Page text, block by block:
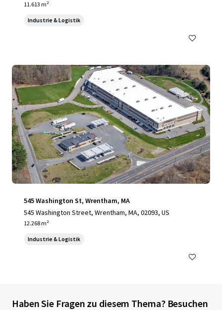
11.613 m²
Industrie & Logistik
545 Washington St, Wrentham, MA
545 Washington Street, Wrentham, MA, 02093, US
12.268 m²
Industrie & Logistik
Haben Sie Fragen zu diesem Thema? Besuchen